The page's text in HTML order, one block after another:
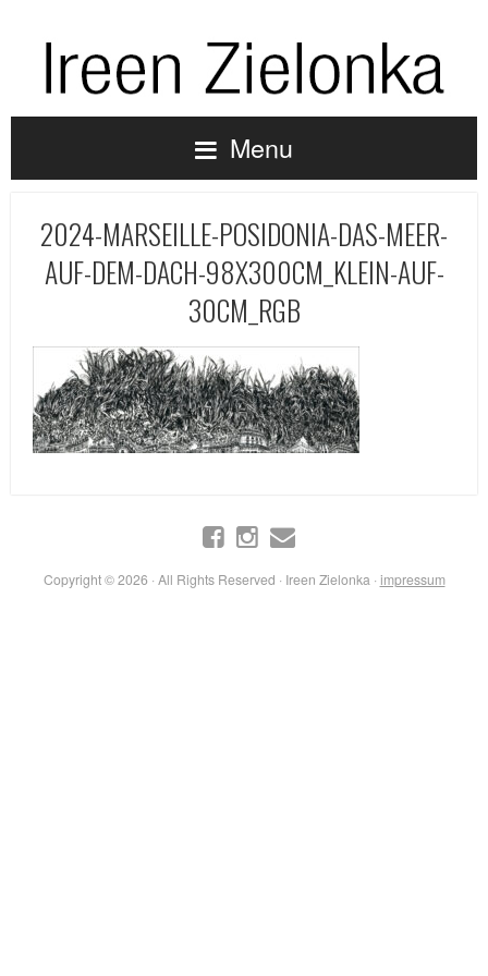
Menu
2024-MARSEILLE-POSIDONIA-DAS-MEER-
AUF-DEM-DACH-98X300CM_KLEIN-AUF-
30CM_RGB
Copyright © 2026 · All Rights Reserved · Ireen Zielonka · impressum